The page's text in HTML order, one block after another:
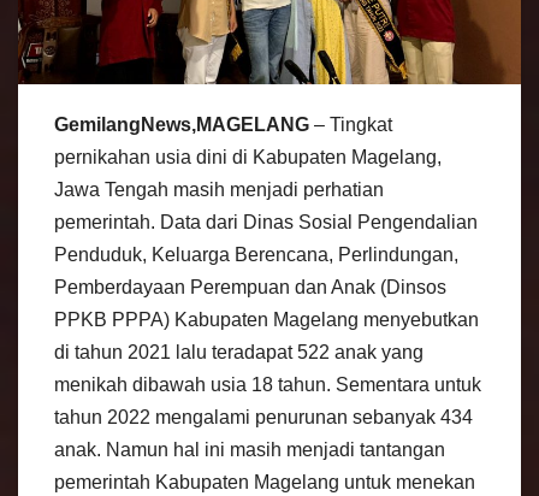
GemilangNews,MAGELANG – Tingkat
pernikahan usia dini di Kabupaten Magelang,
Jawa Tengah masih menjadi perhatian
pemerintah. Data dari Dinas Sosial Pengendalian
Penduduk, Keluarga Berencana, Perlindungan,
Pemberdayaan Perempuan dan Anak (Dinsos
PPKB PPPA) Kabupaten Magelang menyebutkan
di tahun 2021 lalu teradapat 522 anak yang
menikah dibawah usia 18 tahun. Sementara untuk
tahun 2022 mengalami penurunan sebanyak 434
anak. Namun hal ini masih menjadi tantangan
pemerintah Kabupaten Magelang untuk menekan